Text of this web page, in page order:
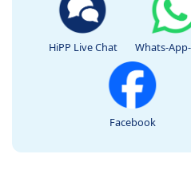
HiPP Live Chat Whats-
Facebook